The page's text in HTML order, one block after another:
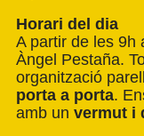
Horari del dia
A partir de les 9h
Àngel Pestaña.
organització
porta a porta.
amb un vermut i